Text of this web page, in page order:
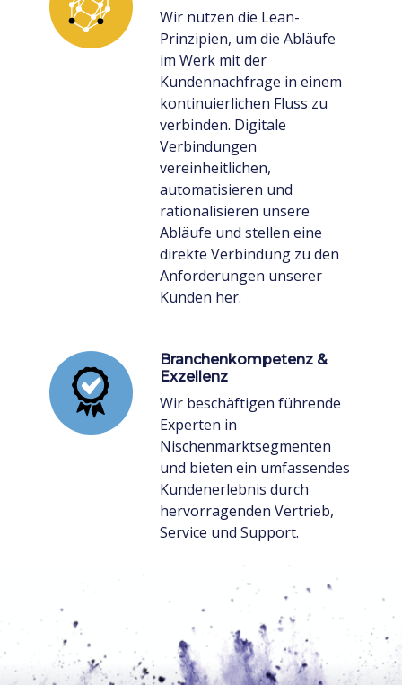
Wir nutzen die Lean-
Prinzipien, um die Abläufe
im Werk mit der
Kundennachfrage in einem
kontinuierlichen Fluss zu
verbinden. Digitale
Verbindungen
vereinheitlichen,
automatisieren und
rationalisieren unsere
Abläufe und stellen eine
direkte Verbindung zu den
Anforderungen unserer
Kunden her.
Branchenkompetenz &
Exzellenz
Wir beschäftigen führende
Experten in
Nischenmarktsegmenten
und bieten ein umfassendes
Kundenerlebnis durch
hervorragenden Vertrieb,
Service und Support.